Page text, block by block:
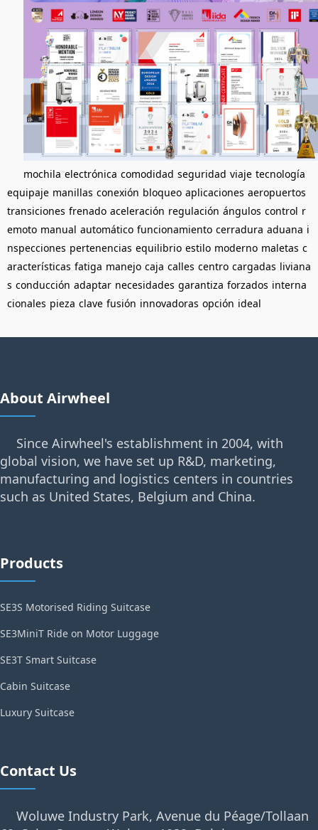
mochila electrónica comodidad seguridad viaje tecnología
equipaje manillas conexión bloqueo aplicaciones aeropuertos
transiciones frenado aceleración regulación ángulos control r
emoto manual automático funcionamiento cerradura aduana i
nspecciones pertenencias equilibrio estilo moderno maletas c
aracterísticas fatiga manejo caja calles centro cargadas liviana
s conducción adaptar necesidades garantiza forzados interna
cionales pieza clave fusión innovadoras opción ideal
About Airwheel
Since Airwheel's establishment in 2004, with
global vision, we have set up R&D, marketing,
manufacturing and logistics centers in countries
such as United States, Belgium and China.
Products
SE3S Motorised Riding Suitcase
SE3MiniT Ride on Motor Luggage
SE3T Smart Suitcase
Cabin Suitcase
Luxury Suitcase
Contact Us
Woluwe Industry Park, Avenue du Péage/Tollaan